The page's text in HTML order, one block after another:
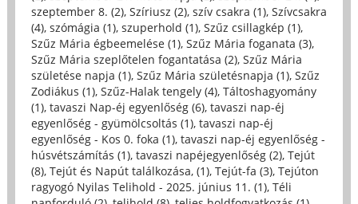
szeptember 8. (2), Szíriusz (2), szív csakra (1), Szívcsakra
(4), szómágia (1), szuperhold (1), Szűz csillagkép (1),
Szűz Mária égbeemelése (1), Szűz Mária foganata (3),
Szűz Mária szeplőtelen fogantatása (2), Szűz Mária
születése napja (1), Szűz Mária születésnapja (1), Szűz
Zodiákus (1), Szűz-Halak tengely (4), Táltoshagyomány
(1), tavaszi Nap-éj egyenlőség (6), tavaszi nap-éj
egyenlőség - gyümölcsoltás (1), tavaszi nap-éj
egyenlőség - Kos 0. foka (1), tavaszi nap-éj egyenlőség -
húsvétszámítás (1), tavaszi napéjegyenlőség (2), Tejút
(8), Tejút és Napút találkozása, (1), Tejút-fa (3), Tejúton
ragyogó Nyilas Telihold - 2025. június 11. (1), Téli